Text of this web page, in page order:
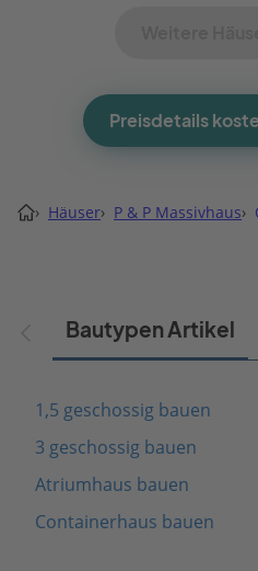
Preisdetails
› Häuser› P & P Massivhaus›
Bautypen Artikel
1,5 geschossig bauen
3 geschossig bauen
Atriumhaus bauen
Containerhaus bauen